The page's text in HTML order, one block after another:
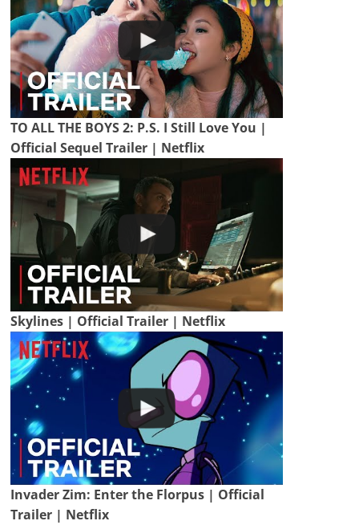
TO ALL THE BOYS 2: P.S. I Still Love You |
Official Sequel Trailer | Netflix
Skylines | Official Trailer | Netflix
Invader Zim: Enter the Florpus | Official
Trailer | Netflix